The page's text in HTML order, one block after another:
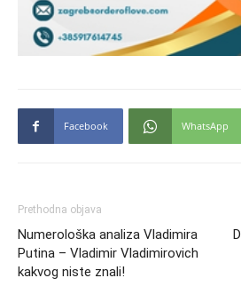
Facebook WhatsApp
Prethodna objava
Numerološka analiza Vladimira
Putina – Vladimir Vladimirovich
kakvog niste znali!